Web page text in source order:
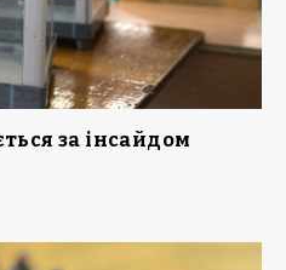
за інсайдом